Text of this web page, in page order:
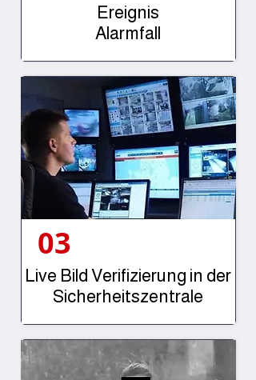
Ereignis
Alarmfall
03
Live Bild Verifizierung in der
Sicherheitszentrale